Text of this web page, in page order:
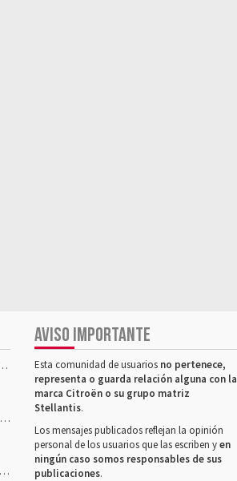
AVISO IMPORTANTE
Esta comunidad de usuarios no pertenece,
representa o guarda relación alguna con la
marca Citroën o su grupo matriz
Stellantis.
Los mensajes publicados reflejan la opinión
personal de los usuarios que las escriben yen
ningún caso somos responsables de sus
publicaciones.